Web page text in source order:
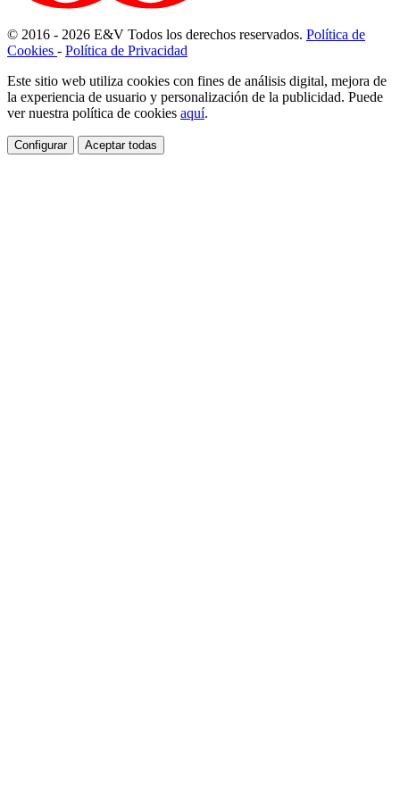
© 2016 - 2026 E&V Todos los derechos reservados. Política de
Cookies - Política de Privacidad
Este sitio web utiliza cookies con fines de análisis digital, mejora de
la experiencia de usuario y personalización de la publicidad. Puede
ver nuestra política de cookies aquí.
Configurar Aceptar todas